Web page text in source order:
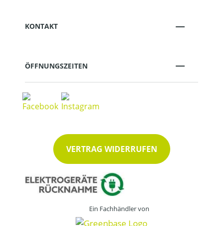
KONTAKT
ÖFFNUNGSZEITEN
VERTRAG WIDERRUFEN
Ein Fachhändler von